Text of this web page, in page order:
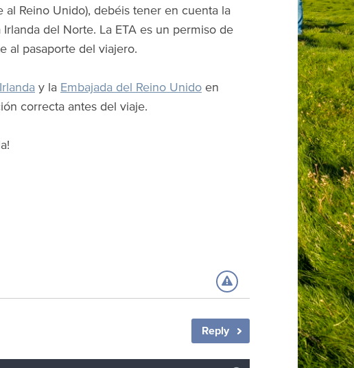
Reino Unido), debéis tener en cuenta la
del Norte. La ETA es un permiso de
al pasaporte del viajero.
y la Embajada del Reino Unidoen
correcta antes del viaje.
Reply